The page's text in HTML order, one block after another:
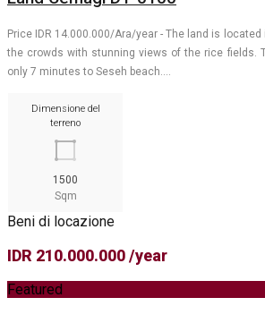
Price IDR 14.000.000/Ara/year - The land is
the crowds with stunning views of the rice fields.
only 7 minutes to Seseh beach.…
Dimensione del
terreno
1500
Sqm
Beni di locazione
IDR 210.000.000 /year
Featured